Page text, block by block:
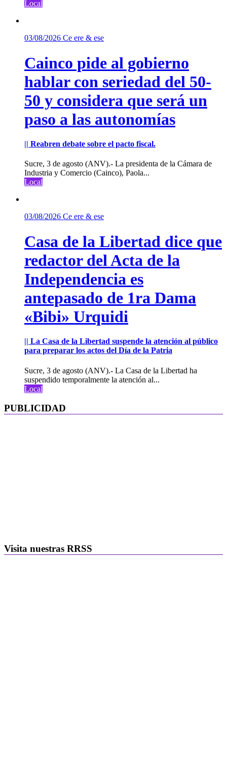
Local
03/08/2026 Ce ere & ese
Cainco pide al gobierno
hablar con seriedad del 50-
50 y considera que será un
paso a las autonomías
|| Reabren debate sobre el pacto fiscal.
Sucre, 3 de agosto (ANV).- La presidenta de la Cámara de
Industria y Comercio (Cainco), Paola...
Local
03/08/2026 Ce ere & ese
Casa de la Libertad dice que
redactor del Acta de la
Independencia es
antepasado de 1ra Dama
«Bibi» Urquidi
|| La Casa de la Libertad suspende la atención al público
para preparar los actos del Día de la Patria
Sucre, 3 de agosto (ANV).- La Casa de la Libertad ha
suspendido temporalmente la atención al...
Local
PUBLICIDAD
Visita nuestras RRSS